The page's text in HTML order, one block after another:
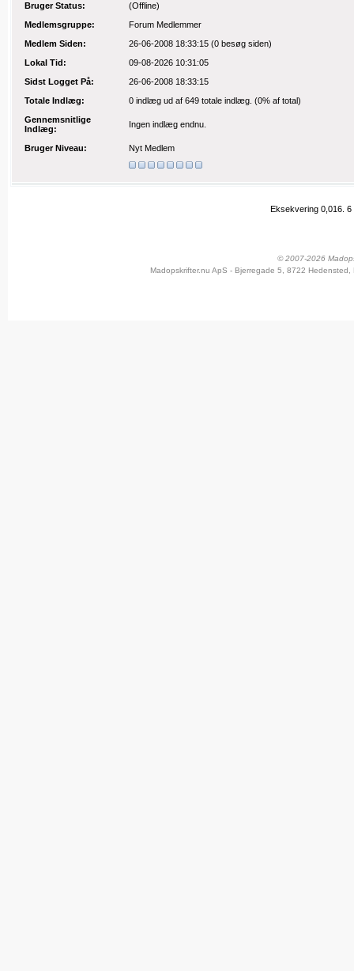
Bruger Status:
(Offline)
Medlemsgruppe:
Forum Medlemmer
Medlem Siden:
26-06-2008 18:33:15 (0 besøg siden)
Lokal Tid:
09-08-2026 10:31:05
Sidst Logget På:
26-06-2008 18:33:15
Totale Indlæg:
0 indlæg ud af 649 totale indlæg. (0% af total)
Gennemsnitlige
Indlæg:
Ingen indlæg endnu.
Bruger Niveau: Nyt Medlem
Eksekvering 0,016. 6
© 2007-2026
Madopskrifter.nu ApS - Bjerregade 5, 8722